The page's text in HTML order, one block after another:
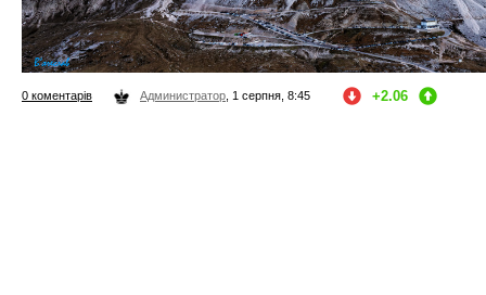
0 коментарів Администратор, 1 серпня, 8:45 +2.06